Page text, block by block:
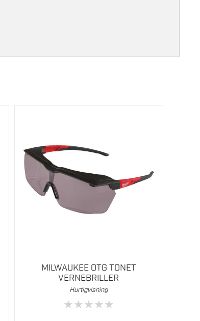
MILWAUKEE OTG TONET
VERNEBRILLER
Hurtigvisning
★★★★★